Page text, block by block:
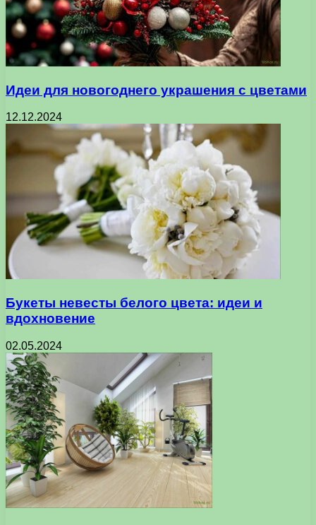
Идеи для новогоднего украшения с цветами
12.12.2024
Букеты невесты белого цвета: идеи и
вдохновение
02.05.2024